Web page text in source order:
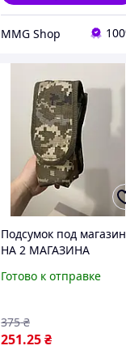
MMG Shop
Подсумок под магазин
НА 2 МАГАЗИНА
НА 2 МАГАЗИНА
Готово к отправке
251.25₴
375 ₴